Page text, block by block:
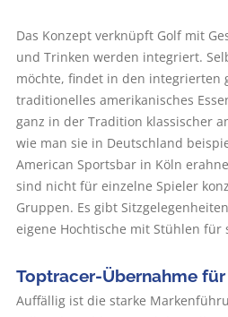
Das Konzept verknüpft Golf mit
und Trinken werden integriert.
möchte, findet in den integrierten
traditionelles amerikanisches
ganz in der Tradition klassischer
wie man sie in Deutschland
American Sportsbar in Köln
sind nicht für einzelne Spieler
Gruppen. Es gibt
eigene Hochtische mit Stühlen für
Toptracer-Übernahme
Auffällig ist die starke